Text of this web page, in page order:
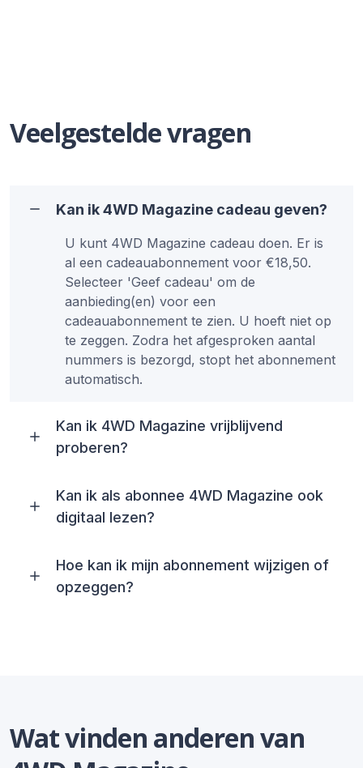
Veelgestelde vragen
Kan ik 4WD Magazine cadeau geven?
U kunt 4WD Magazine cadeau doen. Er is
al een cadeauabonnement voor €18,50.
Selecteer 'Geef cadeau' om de
aanbieding(en) voor een
cadeauabonnement te zien. U hoeft niet op
te zeggen. Zodra het afgesproken aantal
nummers is bezorgd, stopt het abonnement
automatisch.
Kan ik 4WD Magazine vrijblijvend
proberen?
Kan ik als abonnee 4WD Magazine ook
digitaal lezen?
Hoe kan ik mijn abonnement wijzigen of
opzeggen?
Wat vinden anderen van